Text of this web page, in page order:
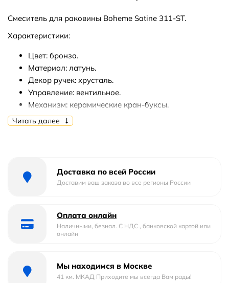
Смеситель для раковины Boheme Satine 311-ST.
Характеристики:
Цвет: бронза.
Материал: латунь.
Декор ручек: хрусталь.
Управление: вентильное.
Механизм: керамические кран-буксы.
Излив: фиксированный.
Аэратор.
Гибкая подводка 1/2.
В комплекте поставки:
Набор креплений.
Читать далее
Доставка по всей России
Доставим ваш заказа во все регионы России
Оплата онлайн
Наличными, безнал. С НДС , банковской картой или
онлайн
Мы находимся в Москве
41 км. МКАД Приходите мы всегда Вам рады!